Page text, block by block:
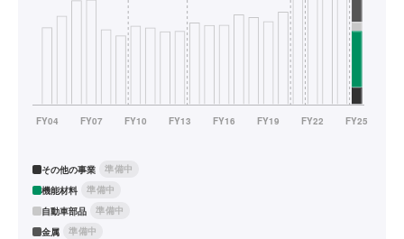
その他の事業
準備中
機能材料
準備中
自動車部品
準備中
金属
準備中